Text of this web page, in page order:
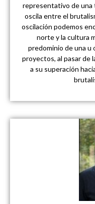
representativo de una
oscila entre el
oscilación podemos
norte y la cultura
predominio de una u
proyectos, al pasar de
a su superación